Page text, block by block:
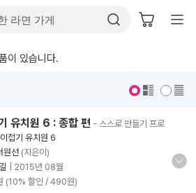
이 있습니다.
유치원 6 : 종합 편 - 스스로 만들기 프로
접기 유치원 6
원선 (지은이)
2015년 08월
(10% 할인 / 490원)